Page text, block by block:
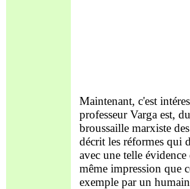
Maintenant, c'est
professeur Varga est,
broussaille marxiste
décrit les réformes qui
avec une telle
même impression que
exemple par un